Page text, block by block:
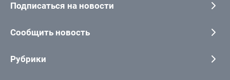
Подписаться на новости
Сообщить новость
Рубрики